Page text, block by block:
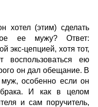
хотел (этим) сделать
ее мужу? Ответ:
экс-цепцией, хотя тот,
воспользоваться ею
он дал обещание. В
особенно если он
И как в целом
и сам поручитель,